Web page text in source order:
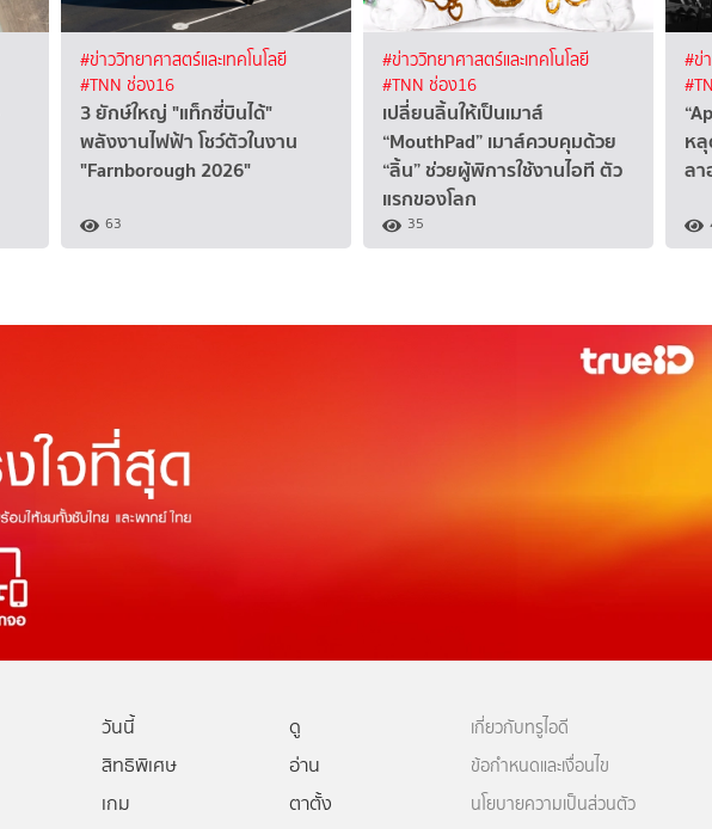
#ข่าววิทยาศาสตร์และเทคโนโลยี
#TNN ช่อง16
3 ยักษ์ใหญ่ "แท็กซี่บินได้"
พลังงานไฟฟ้า โชว์ตัวในงาน
"Farnborough 2026"
63
#ข่าววิทยาศาสตร์และเทคโนโลยี
#TNN ช่อง16
เปลี่ยนลิ้นให้เป็นเมาส์
“MouthPad” เมาส์ควบคุมด้วย
“ลิ้น” ช่วยผู้พิการใช้งานไอที ตัว
แรกของโลก
35
#ข่
ห
ลา
วันนี้
ดู
สิทธิพิเศษ
อ่าน
เกม
ตาตั้ง
เกี่ยวกับทรูไอดี
ข้อกำหนดและเงื่อนไข
นโยบายความเป็นส่วนตัว